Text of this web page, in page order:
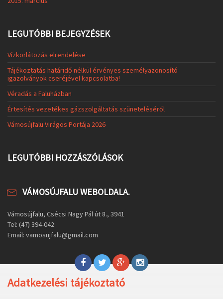
LEGUTÓBBI BEJEGYZÉSEK
Vízkorlátozás elrendelése
Tájékoztatás határidő nélkül érvényes személyazonosító
igazolványok cseréjével kapcsolatba!
Véradás a Faluházban
Értesítés vezetékes gázszolgáltatás szüneteléséről
Vámosújfalu Virágos Portája 2026
LEGUTÓBBI HOZZÁSZÓLÁSOK
VÁMOSÚJFALU WEBOLDALA.
Vámosújfalu, Csécsi Nagy Pál út 8., 3941
Tel: (47) 394-042
Email: vamosujfalu@gmail.com
Adatkezelési tájékoztató